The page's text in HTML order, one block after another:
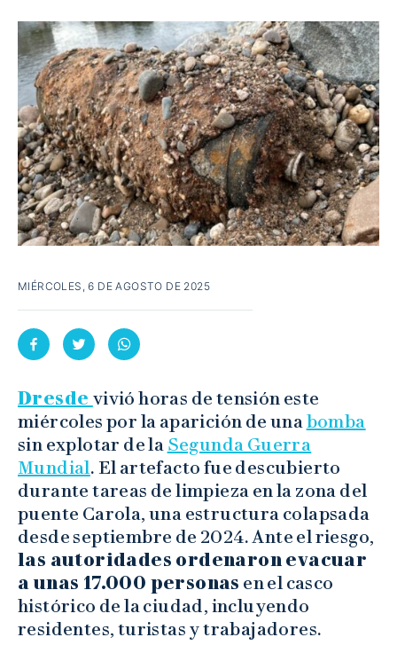
MIÉRCOLES, 6 DE AGOSTO DE 2025
Dresde vivió horas de tensión este
miércoles por la aparición de unabomba
sin explotar de la Segunda Guerra
Mundial. El artefacto fue descubierto
durante tareas de limpieza en la zona del
puente Carola, una estructura colapsada
desde septiembre de 2024. Ante el riesgo,
las autoridades ordenaron evacuar
a unas 17.000 personas en el casco
histórico de la ciudad, incluyendo
residentes, turistas y trabajadores.